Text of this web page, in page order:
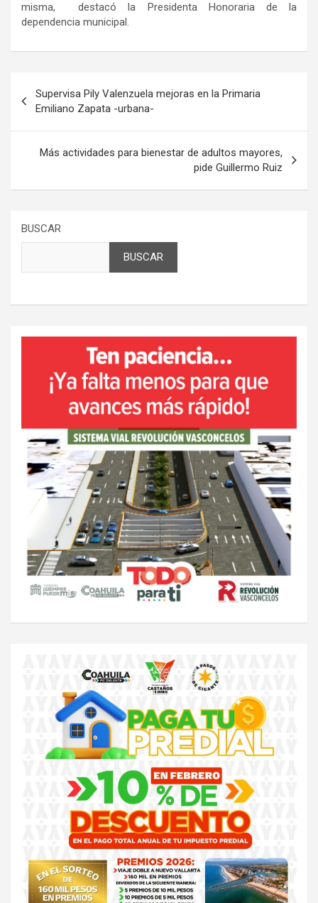
misma, destacó
la Presidenta Honoraria de la
dependencia municipal.
de
entradas
Supervisa Pily Valenzuela mejoras en la Primaria
Emiliano Zapata -urbana-
Más actividades para bienestar de adultos mayores,
pide Guillermo Ruiz
BUSCAR
BUSCAR